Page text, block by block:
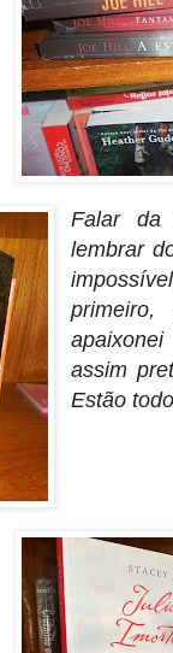
Falar
lembrar
assim
Estão